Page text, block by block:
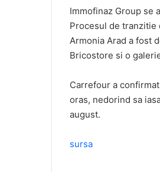
Immofinaz Group se
Procesul de tranzitie
Armonia Arad a fost
Bricostore si o
Carrefour a
oras, nedorind sa
august.
sursa